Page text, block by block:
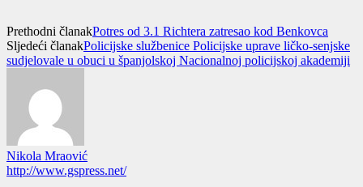
Prethodni članakPotres od 3.1 Richtera zatresao kod Benkovca
Sljedeći članakPolicijske službenice Policijske uprave ličko-senjske
sudjelovale u obuci u španjolskoj Nacionalnoj policijskoj akademiji
Nikola Mraović
http://www.gspress.net/